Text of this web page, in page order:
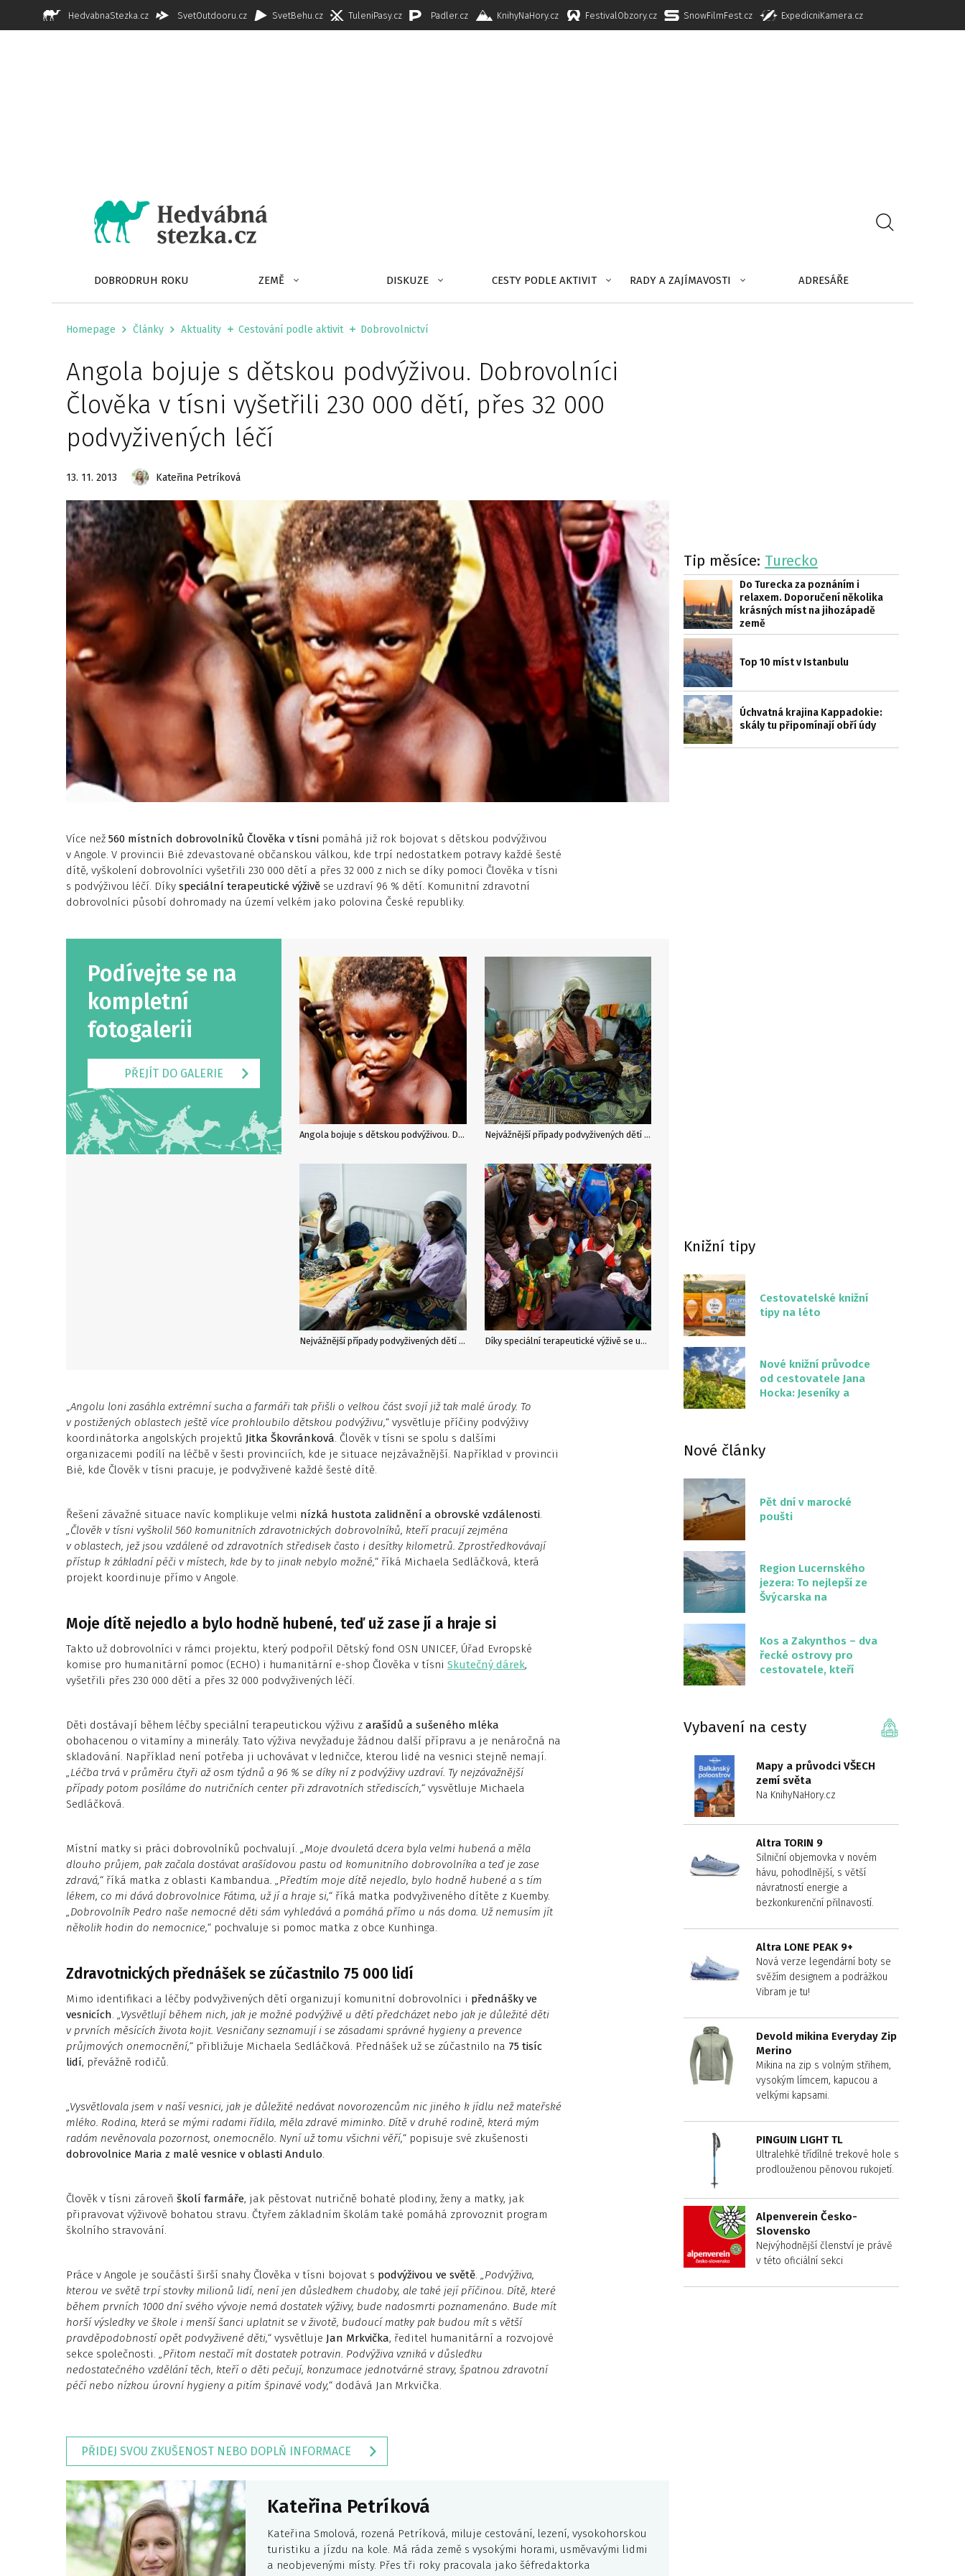
HedvabnaStezka.cz SvetOutdooru.cz SvetBehu.cz TuleniPasy.cz Padler.cz KnihyNaHory.cz FestivalObzory.cz SnowFilmFest.cz ExpedicniKamera.cz
DOBRODRUH ROKU ZEMĚ DISKUZE CESTY PODLE AKTIVIT RADY A ZAJÍMAVOSTI ADRESÁŘE
Homepage Články Aktuality Cestování podle aktivit Dobrovolnictví
Angola bojuje s dětskou podvýživou. Dobrovolníci
Člověka v tísni vyšetřili 230 000 dětí, přes 32 000
podvyživených léčí
13. 11. 2013 Kateřina Petríková
Více než 560 místních dobrovolníků Člověka v tísni pomáhá již rok bojovat s dětskou podvýživou
v Angole. V provincii Bié zdevastované občanskou válkou, kde trpí nedostatkem potravy každé šesté
dítě, vyškolení dobrovolníci vyšetřili 230 000 dětí a přes 32 000 z nich se díky pomoci Člověka v tísni
s podvýživou léčí. Díky speciální terapeutické výživě se uzdraví 96 % dětí. Komunitní zdravotní
dobrovolníci působí dohromady na území velkém jako polovina České republiky.
Podívejte se na
kompletní
fotogalerii
PŘEJÍT DO GALERIE
Angola bojuje s dětskou podvýživou. Dobrovolníci Člověka v tísni vyšetřili 230 000 dětí, přes 32 000 podvyživených léčí Nejvážnější případy podvyživených dětí posílají zdravotničtí dobrovolníci do nemocnic a nutričních center při zdravotnických střediscích. (Foto: Jan Mrkvička, ČvT)
Nejvážnější případy podvyživených dětí posílají zdravotničtí dobrovolníci do nemocnic a nutričních center při zdravotnických střediscích. (Foto: Jan Mrkvička, ČvT) Díky speciální terapeutické výživě se uzdraví 96 % dětí. (Foto: Jan Mrkvička, ČvT)
„Angolu loni zasáhla extrémní sucha a farmáři tak přišli o velkou část svojí již tak malé úrody. To
v postižených oblastech ještě více prohloubilo dětskou podvýživu,“ vysvětluje příčiny podvýživy
koordinátorka angolských projektů Jitka Škovránková. Člověk v tísni se spolu s dalšími
organizacemi podílí na léčbě v šesti provinciích, kde je situace nejzávažnější. Například v provincii
Bié, kde Člověk v tísni pracuje, je podvyživené každé šesté dítě.
Řešení závažné situace navíc komplikuje velmi nízká hustota zalidnění a obrovské vzdálenosti.
„Člověk v tísni vyškolil 560 komunitních zdravotnických dobrovolníků, kteří pracují zejména
v oblastech, jež jsou vzdálené od zdravotních středisek často i desítky kilometrů. Zprostředkovávají
přístup k základní péči v místech, kde by to jinak nebylo možné,“ říká Michaela Sedláčková, která
projekt koordinuje přímo v Angole.
Moje dítě nejedlo a bylo hodně hubené, teď už zase jí a hraje si
Takto už dobrovolníci v rámci projektu, který podpořil Dětský fond OSN UNICEF, Úřad Evropské
komise pro humanitární pomoc (ECHO) i humanitární e-shop Člověka v tísni Skutečný dárek,
vyšetřili přes 230 000 dětí a přes 32 000 podvyživených léčí.
Děti dostávají během léčby speciální terapeutickou výživu z arašídů a sušeného mléka
obohacenou o vitamíny a minerály. Tato výživa nevyžaduje žádnou další přípravu a je nenáročná na
skladování. Například není potřeba ji uchovávat v ledničce, kterou lidé na vesnici stejně nemají.
„Léčba trvá v průměru čtyři až osm týdnů a 96 % se díky ní z podvýživy uzdraví. Ty nejzávažnější
případy potom posíláme do nutričních center při zdravotních střediscích,“ vysvětluje Michaela
Sedláčková.
Místní matky si práci dobrovolníků pochvalují. „Moje dvouletá dcera byla velmi hubená a měla
dlouho průjem, pak začala dostávat arašídovou pastu od komunitního dobrovolníka a teď je zase
zdravá,“ říká matka z oblasti Kambandua. „Předtím moje dítě nejedlo, bylo hodně hubené a s tím
lékem, co mi dává dobrovolnice Fátima, už jí a hraje si,“ říká matka podvyživeného dítěte z Kuemby.
„Dobrovolník Pedro naše nemocné děti sám vyhledává a pomáhá přímo u nás doma. Už nemusím jít
několik hodin do nemocnice,“ pochvaluje si pomoc matka z obce Kunhinga.
Zdravotnických přednášek se zúčastnilo 75 000 lidí
Mimo identifikaci a léčby podvyživených dětí organizují komunitní dobrovolníci i přednášky ve
vesnicích. „Vysvětlují během nich, jak je možné podvýživě u dětí předcházet nebo jak je důležité děti
v prvních měsících života kojit. Vesničany seznamují i se zásadami správné hygieny a prevence
průjmových onemocnění,“ přibližuje Michaela Sedláčková. Přednášek už se zúčastnilo na 75 tisíc
lidí, převážně rodičů.
„Vysvětlovala jsem v naší vesnici, jak je důležité nedávat novorozencům nic jiného k jídlu než mateřské
mléko. Rodina, která se mými radami řídila, měla zdravé miminko. Dítě v druhé rodině, která mým
radám nevěnovala pozornost, onemocnělo. Nyní už tomu všichni věří,“ popisuje své zkušenosti
dobrovolnice Maria z malé vesnice v oblasti Andulo.
Člověk v tísni zároveň školí farmáře, jak pěstovat nutričně bohaté plodiny, ženy a matky, jak
připravovat výživově bohatou stravu. Čtyřem základním školám také pomáhá zprovoznit program
školního stravování.
Práce v Angole je součástí širší snahy Člověka v tísni bojovat s podvýživou ve světě. „Podvýživa,
kterou ve světě trpí stovky milionů lidí, není jen důsledkem chudoby, ale také její příčinou. Dítě, které
během prvních 1000 dní svého vývoje nemá dostatek výživy, bude nadosmrti poznamenáno. Bude mít
horší výsledky ve škole i menší šanci uplatnit se v životě, budoucí matky pak budou mít s větší
pravděpodobností opět podvyživené děti,“ vysvětluje Jan Mrkvička, ředitel humanitární a rozvojové
sekce společnosti. „Přitom nestačí mít dostatek potravin. Podvýživa vzniká v důsledku
nedostatečného vzdělání těch, kteří o děti pečují, konzumace jednotvárné stravy, špatnou zdravotní
péčí nebo nízkou úrovní hygieny a pitím špinavé vody,“ dodává Jan Mrkvička.
PŘIDEJ SVOU ZKUŠENOST NEBO DOPLŇ INFORMACE
Kateřina Petríková
Kateřina Smolová, rozená Petríková, miluje cestování, lezení, vysokohorskou
turistiku a jízdu na kole. Má ráda země s vysokými horami, usměvavými lidmi
a neobjevenými místy. Přes tři roky pracovala jako šéfredaktorka
Tip měsíce: Turecko
Do Turecka za poznáním i
relaxem. Doporučení několika
krásných míst na jihozápadě
země
Top 10 míst v Istanbulu
Úchvatná krajina Kappadokie:
skály tu připomínají obří údy
Knižní tipy
Cestovatelské knižní
tipy na léto
Nové knižní průvodce
od cestovatele Jana
Hocka: Jeseníky a
Nové články
Pět dní v marocké
poušti
Region Lucernského
jezera: To nejlepší ze
Švýcarska na
Kos a Zakynthos – dva
řecké ostrovy pro
cestovatele, kteří
Vybavení na cesty
Mapy a průvodci VŠECH
zemí světa
Na KnihyNaHory.cz
Altra TORIN 9
Silniční objemovka v novém
hávu, pohodlnější, s větší
návratností energie a
bezkonkurenční přilnavostí.
Altra LONE PEAK 9+
Nová verze legendární boty se
svěžím designem a podrážkou
Vibram je tu!
Devold mikina Everyday Zip
Merino
Mikina na zip s volným střihem,
vysokým límcem, kapucou a
velkými kapsami.
PINGUIN LIGHT TL
Ultralehké třídílné trekové hole s
prodlouženou pěnovou rukojetí.
Alpenverein Česko-
Slovensko
Nejvýhodnější členství je právě
v této oficiální sekci